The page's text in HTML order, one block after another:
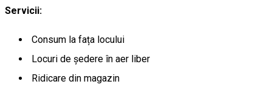
Servicii:
Consum la fața locului
Locuri de ședere în aer liber
Ridicare din magazin